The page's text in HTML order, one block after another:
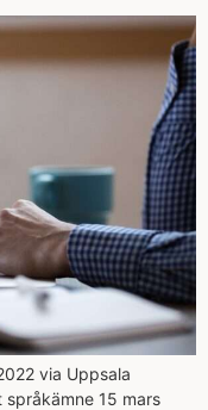
via Uppsala
15 mars